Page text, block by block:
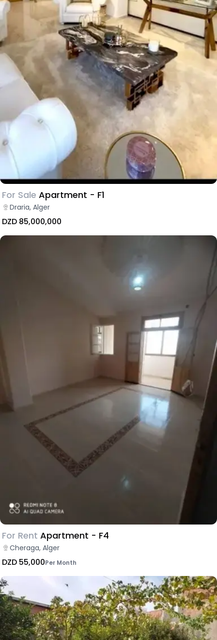
For Sale Apartment - F1
Draria, Alger
DZD 85,000,000
For Rent Apartment - F4
Cheraga, Alger
DZD 55,000Per Month